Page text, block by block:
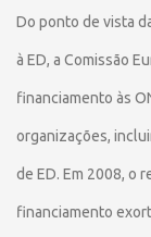
Do ponto de vista
à ED, a Comissão
financiamento às
organizações,
de ED. Em 2008, o
financiamento